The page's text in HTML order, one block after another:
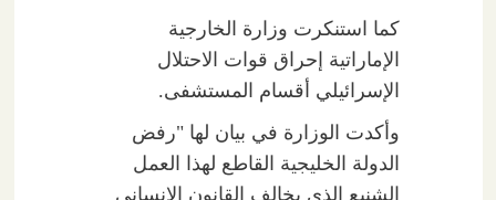
كما استنكرت وزارة الخارجية
الإماراتية إحراق قوات الاحتلال
الإسرائيلي أقسام المستشفى.
وأكدت الوزارة في بيان لها "رفض
الدولة الخليجية القاطع لهذا العمل
الشنيع الذي يخالف القانون الإنساني